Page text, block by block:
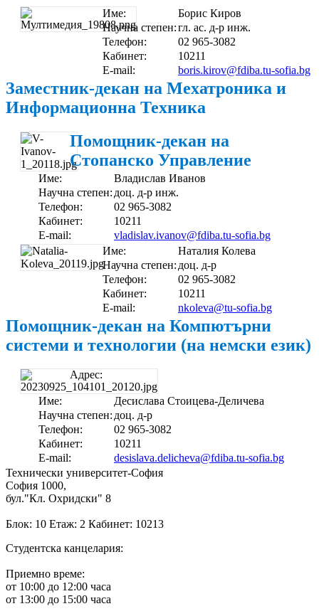
Име:
Борис Киров
Научна степен:гл. ас. д-р инж.
Телефон:
02 965-3082
Кабинет:
10211
E-mail:
boris.kirov@fdiba.tu-sofia.bg
Заместник-декан на Мехатроника и
Информационна Техника
Име:
Владислав Иванов
Научна степен: доц. д-р инж.
Телефон:
02 965-3082
Кабинет:
10211
E-mail:
vladislav.ivanov@fdiba.tu-sofia.bg
Помощник-декан на
Стопанско Управление
Име:
Наталия Колева
Научна степен: доц. д-р
Телефон:
02 965-3082
Кабинет:
10211
E-mail:
nkoleva@tu-sofia.bg
Помощник-декан на Компютърни
системи и технологии (на немски език)
Име:
Десислава Стоицева-Деличева
Научна степен:доц. д-р
Телефон:
02 965-3082
Кабинет:
10211
E-mail:
desislava.delicheva@fdiba.tu-sofia.bg
Адрес:
Технически университет-София
София 1000,
бул."Кл. Охридски" 8
Блок: 10 Етаж: 2 Кабинет: 10213
Студентска канцелария:
Приемно време:
от 10:00 до 12:00 часа
от 13:00 до 15:00 часа